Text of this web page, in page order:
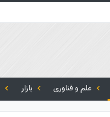
علم و فناوری بازار